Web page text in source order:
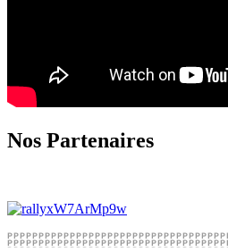
Nos Partenaires